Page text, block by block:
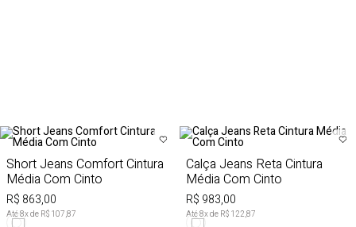
Short Jeans Comfort Cintura
Média Com Cinto
R$ 863,00
Até8x de R$ 107,87
Calça Jeans Reta Cintura
Média Com Cinto
R$ 983,00
Até8x de R$ 122,87